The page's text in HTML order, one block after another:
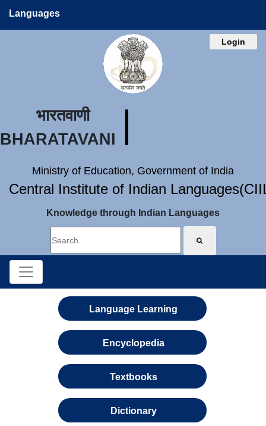
Languages
Login
भारतवाणी
BHARATAVANI
Ministry of Education, Government of India
Central Institute of Indian
Knowledge through Indian Languages
Language Learning
Encyclopedia
Textbooks
Dictionary